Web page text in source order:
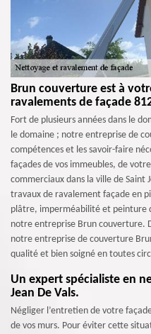
Brun couverture est à
ravalements de façade
Fort de plusieurs années dans le
le domaine ; notre entreprise de
compétences et les savoir-faire
façades de vos immeubles, de
commerciaux dans la ville de Saint
travaux de ravalement façade en
plâtre, imperméabilité et peinture
notre entreprise Brun couverture.
notre entreprise de couverture
qualité et bien soigné en toutes
Un expert spécialiste en
Jean De Vals.
Négliger l’entretien de votre
de vos murs. Pour éviter cette